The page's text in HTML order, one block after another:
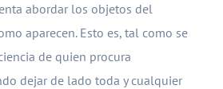
abordar los objetos del
aparecen. Esto es, tal como se
de quien procura
dejar de lado toda y cualquier